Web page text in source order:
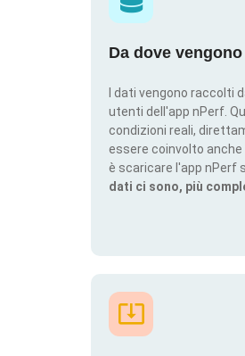
Da dove
I dati vengono
utenti dell'app nPerf.
condizioni reali,
essere coinvolto
è scaricare l'app nPerf
dati ci sono, più